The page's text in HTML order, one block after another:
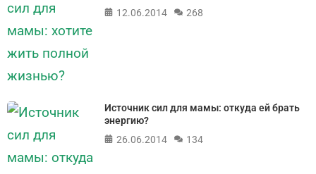
12.06.2014
268
Источник сил для мамы: откуда ей брать
энергию?
26.06.2014
134